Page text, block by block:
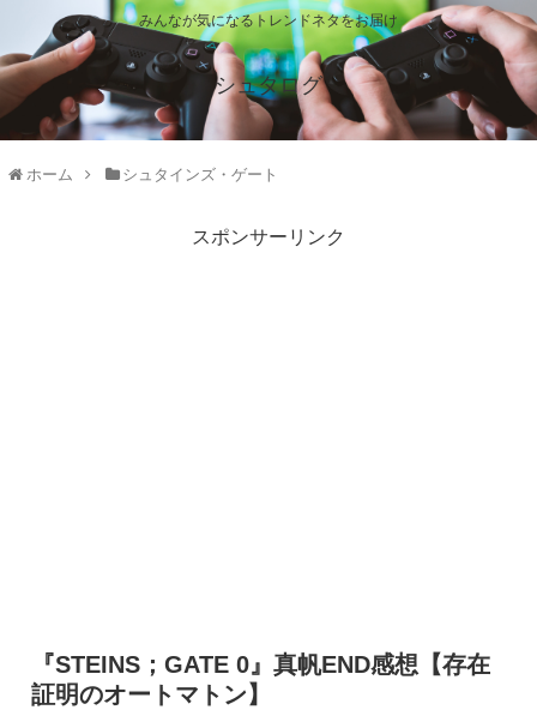
みんなが気になるトレンドネタをお届け
シュタログ
ホーム シュタインズ・ゲート
スポンサーリンク
『STEINS；GATE 0』真帆END感想【存在
証明のオートマトン】